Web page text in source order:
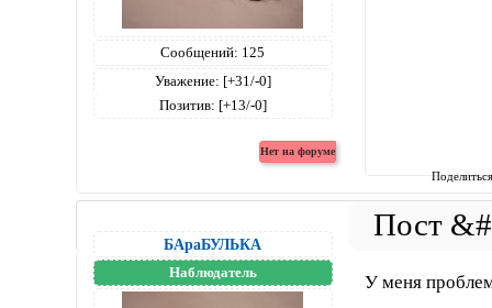
Сообщений: 125
Уважение: [+31/-0]
Позитив: [+13/-0]
БАраБУЛЬКА
Наблюдатель У меня